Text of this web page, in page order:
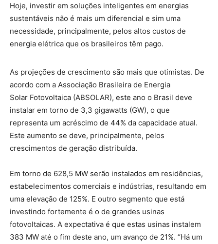
Hoje, investir em soluções inteligentes em energias
sustentáveis não é mais um diferencial e sim uma
necessidade, principalmente, pelos altos custos de
energia elétrica que os brasileiros têm pago.
As projeções de crescimento são mais que otimistas. De
acordo com a Associação Brasileira de Energia
Solar Fotovoltaica (ABSOLAR), este ano o Brasil deve
instalar em torno de 3,3 gigawatts (GW), o que
representa um acréscimo de 44% da capacidade atual.
Este aumento se deve, principalmente, pelos
crescimentos de geração distribuída.
Em torno de 628,5 MW serão instalados em residências,
estabelecimentos comerciais e indústrias, resultando em
uma elevação de 125%. E outro segmento que está
investindo fortemente é o de grandes usinas
fotovoltaicas. A expectativa é que estas usinas instalem
383 MW até o fim deste ano, um avanço de 21%. “Há um